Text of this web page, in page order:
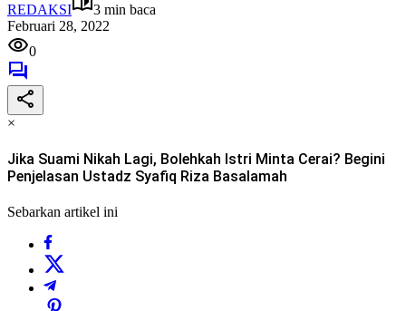
REDAKSI
3 min baca
Februari 28, 2022
0
×
Jika Suami Nikah Lagi, Bolehkah Istri Minta Cerai? Begini
Penjelasan Ustadz Syafiq Riza Basalamah
Sebarkan artikel ini